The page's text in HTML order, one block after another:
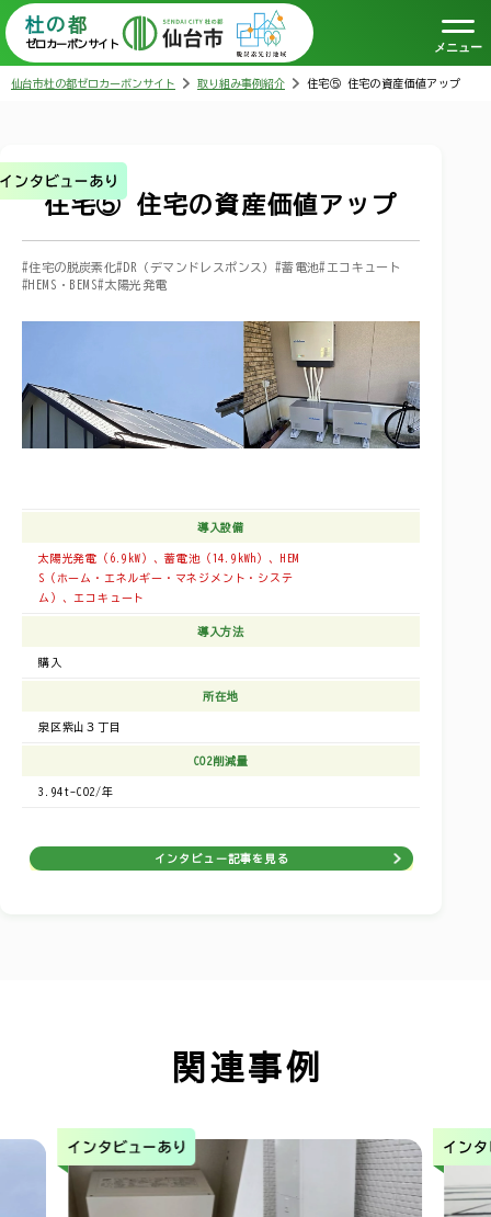
メニュー
杜の都
ゼロカーボンサイト
仙台市杜の都ゼロカーボンサイト 取り組み事例紹介 住宅⑤ 住宅の資産価値アップ
住宅⑤ 住宅の資産価値アップ
#住宅の脱炭素化#DR（デマンドレスポンス） #蓄電池#エコキュート
#HEMS・BEMS#太陽光発電
導入設備
太陽光発電（6.9kW）、蓄電池（14.9kWh）、HEM
S（ホーム・エネルギー・マネジメント・システ
ム）、エコキュート
導入方法
購入
所在地
泉区紫山３丁目
CO2削減量
3.94t-CO2/年
インタビュー記事を見る
関連事例